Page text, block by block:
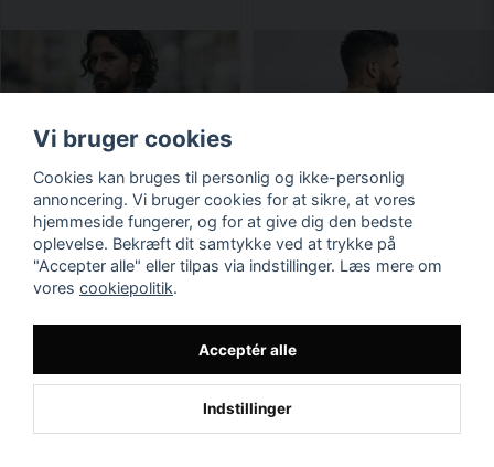
Vi bruger cookies
Cookies kan bruges til personlig og ikke-personlig
annoncering. Vi bruger cookies for at sikre, at vores
hjemmeside fungerer, og for at give dig den bedste
oplevelse. Bekræft dit samtykke ved at trykke på
"Accepter alle" eller tilpas via indstillinger. Læs mere om
vores cookiepolitik.
Acceptér alle
Indstillinger